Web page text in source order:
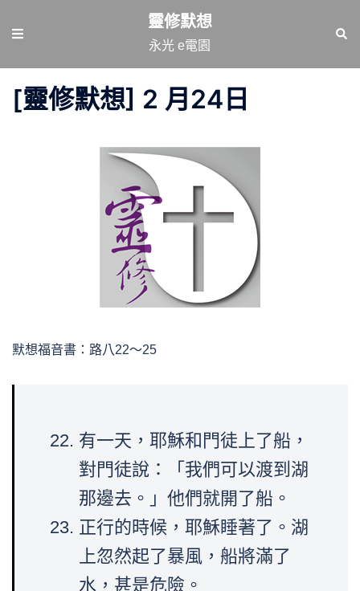
要
靈修默想
永光 e電園
[靈修默想] 2 月24日
默想福音書：路八22～25
有一天，耶穌和門徒上了船，
對門徒說：「我們可以渡到湖
那邊去。」他們就開了船。
正行的時候，耶穌睡著了。湖
上忽然起了暴風，船將滿了
水，甚是危險。